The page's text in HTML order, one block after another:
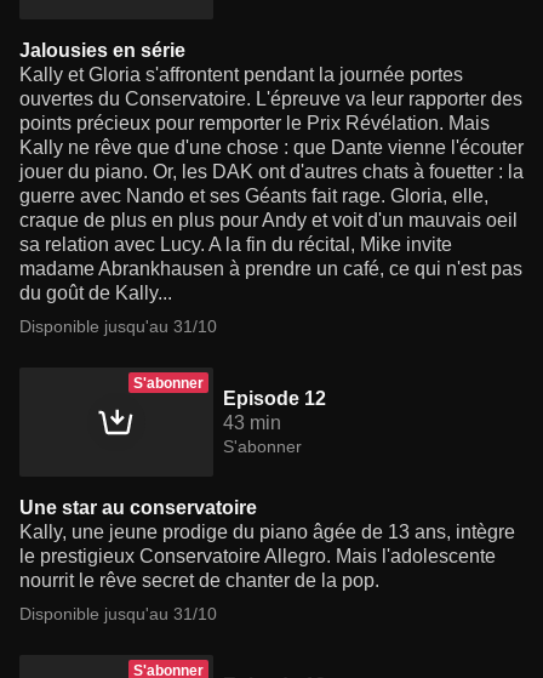
Jalousies en série
Kally et Gloria s'affrontent pendant la journée portes
ouvertes du Conservatoire. L'épreuve va leur rapporter des
points précieux pour remporter le Prix Révélation. Mais
Kally ne rêve que d'une chose : que Dante vienne l'écouter
jouer du piano. Or, les DAK ont d'autres chats à fouetter : la
guerre avec Nando et ses Géants fait rage. Gloria, elle,
craque de plus en plus pour Andy et voit d'un mauvais oeil
sa relation avec Lucy. A la fin du récital, Mike invite
madame Abrankhausen à prendre un café, ce qui n'est pas
du goût de Kally...
Disponible jusqu'au 31/10
S'abonner
Episode 12
43 min
S'abonner
Une star au conservatoire
Kally, une jeune prodige du piano âgée de 13 ans, intègre
le prestigieux Conservatoire Allegro. Mais l'adolescente
nourrit le rêve secret de chanter de la pop.
Disponible jusqu'au 31/10
S'abonner